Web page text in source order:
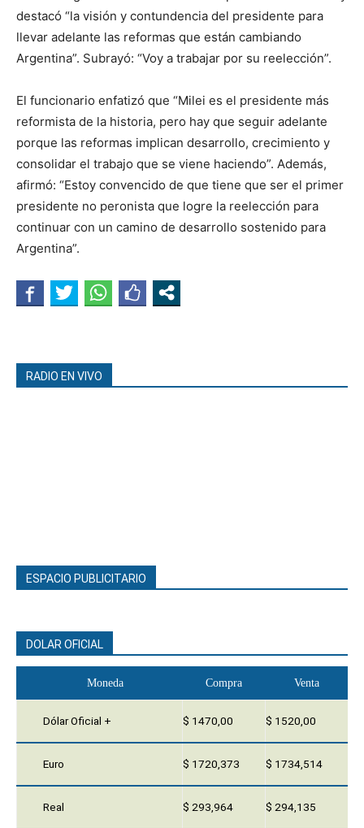
destacó “la visión y contundencia del presidente para
llevar adelante las reformas que están cambiando
Argentina”. Subrayó: “Voy a trabajar por su reelección”.
El funcionario enfatizó que “Milei es el presidente más
reformista de la historia, pero hay que seguir adelante
porque las reformas implican desarrollo, crecimiento y
consolidar el trabajo que se viene haciendo”. Además,
afirmó: “Estoy convencido de que tiene que ser el primer
presidente no peronista que logre la reelección para
continuar con un camino de desarrollo sostenido para
Argentina”.
RADIO EN VIVO
ESPACIO PUBLICITARIO
DOLAR OFICIAL
Moneda Compra Venta
Dólar Oficial + $ 1470,00 $ 1520,00
Euro $ 1720,373 $ 1734,514
Real $ 293,964 $ 294,135